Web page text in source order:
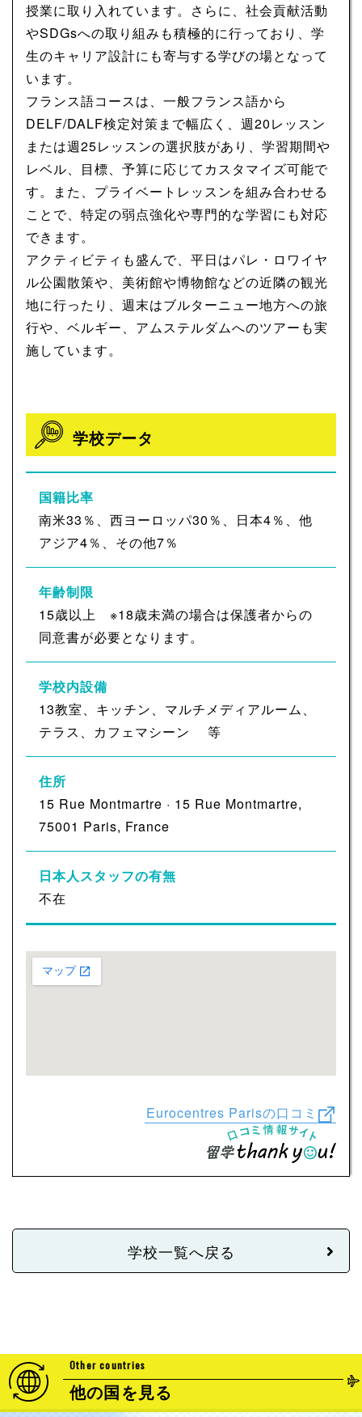
授業に取り入れています。さらに、社会貢献活動
やSDGsへの取り組みも積極的に行っており、学
生のキャリア設計にも寄与する学びの場となって
います。
フランス語コースは、一般フランス語から
DELF/DALF検定対策まで幅広く、週20レッスン
または週25レッスンの選択肢があり、学習期間や
レベル、目標、予算に応じてカスタマイズ可能で
す。また、プライベートレッスンを組み合わせる
ことで、特定の弱点強化や専門的な学習にも対応
できます。
アクティビティも盛んで、平日はパレ・ロワイヤ
ル公園散策や、美術館や博物館などの近隣の観光
地に行ったり、週末はブルターニュー地方への旅
行や、ベルギー、アムステルダムへのツアーも実
施しています。
学校データ
国籍比率
南米33％、西ヨーロッパ30％、日本4％、他
アジア4％、その他7％
年齢制限
15歳以上 ※18歳未満の場合は保護者からの
同意書が必要となります。
学校内設備
13教室、キッチン、マルチメディアルーム、
テラス、カフェマシーン 等
住所
15 Rue Montmartre · 15 Rue Montmartre,
75001 Paris, France
日本人スタッフの有無
不在
Eurocentres Parisの口コミ
学校一覧へ戻る
Other countries
他の国を見る